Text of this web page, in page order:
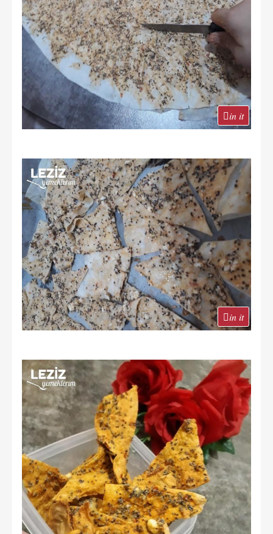
in it
in it